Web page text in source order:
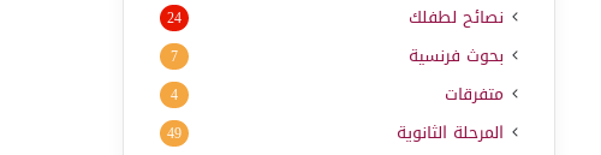
نصائح لطفلك 24
بحوث فرنسية 7
متفرقات 4
المرحلة الثانوية 49